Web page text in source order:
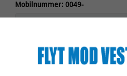
Mobilnummer: 0049-
Handynummer ohne Landesvorwahl